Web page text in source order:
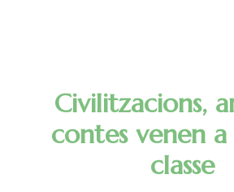
Civilitzacions,
contes venen
classe